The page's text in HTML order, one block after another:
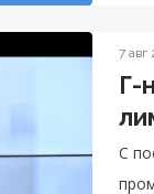
7 авг
Г-
С